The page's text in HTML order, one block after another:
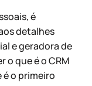
é
detalhes
e geradora de
o que é o CRM
o primeiro